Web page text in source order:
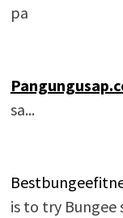
pa
sa...
is to try Bungee